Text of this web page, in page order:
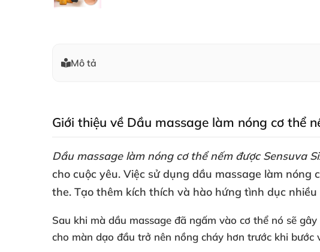
Mô tả
Giới thiệu về Dầu massage làm nóng cơ thể
Dầu massage làm nóng cơ thể nếm được Sensuva
cho cuộc yêu. Việc sử dụng dầu massage làm nóng
the. Tạo thêm kích thích và hào hứng tình dục nhiều
Sau khi mà dầu massage đã ngấm vào cơ thể nó sẽ
cho màn dạo đầu trở nên nồng cháy hơn trước khi bước